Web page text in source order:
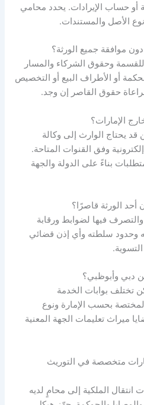
أو حساب الإيرادات. يحدد محامي
الأصل والمستندات.
موافقة جميع الورثة؟
وحقوق الشركاء والمسار
أو الأطراف البيع أو التخصيص
حقوق القاصر إن وجد.
الإمارات؟
قد يحتاج الوارث إلى وكالة
وفق القنوات المتاحة.
بناءً على الدولة والجهة
أحد الورثة قاصرًا؟
فيها لضوابط ورقابة
وحدود سلطته وأي إذن قضائي
دبي وأبوظبي؟
تختلف بوابات الخدمة
بحسب الإمارة ونوع
ميراث تعليمات الجهة المعنية
متخصصة في التوريث
انتقال الملكية إلى محامٍ لديه